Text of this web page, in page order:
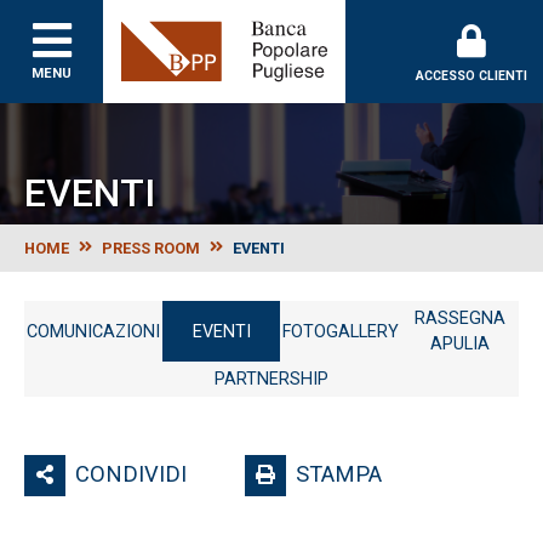
MENU
Banca Popolare
ACCESSO CLIENTI
EVENTI
HOME PRESS ROOM EVENTI
COMUNICAZIONI EVENTI FOTOGALLERY
RASSEGNA
APULIA
PARTNERSHIP
CONDIVIDI STAMPA